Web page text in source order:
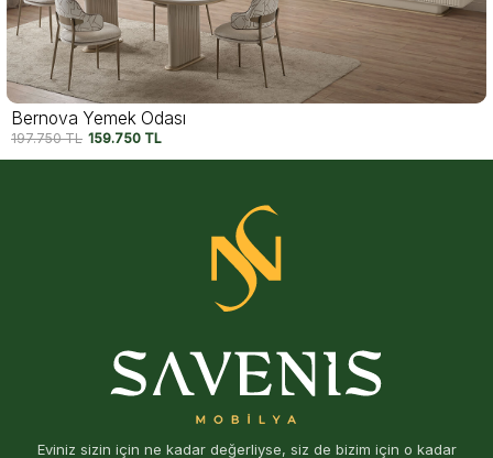
Bernova Yemek Odası
197.750TL 159.750 TL
Eviniz sizin için ne kadar değerliyse, siz de bizim için o kadar